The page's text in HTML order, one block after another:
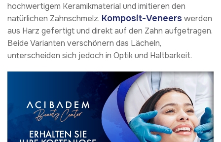
hochwertigem Keramikmaterial und imitieren den
natürlichen Zahnschmelz. Komposit-Veneers werden
aus Harz gefertigt und direkt auf den Zahn aufgetragen.
Beide Varianten verschönern das Lächeln,
unterscheiden sich jedoch in Optik und Haltbarkeit.